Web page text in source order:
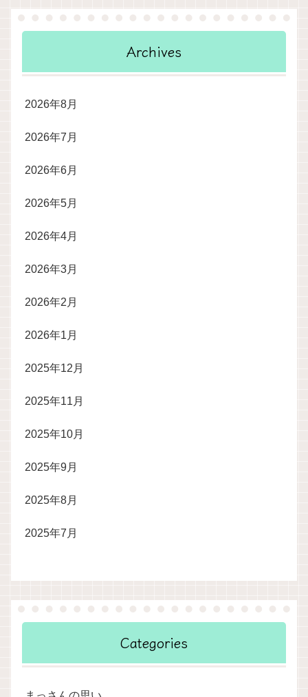
Archives
2026年8月
2026年7月
2026年6月
2026年5月
2026年4月
2026年3月
2026年2月
2026年1月
2025年12月
2025年11月
2025年10月
2025年9月
2025年8月
2025年7月
Categories